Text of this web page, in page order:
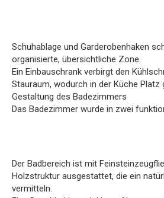
Schuhablage und Garderobenhaken
organisierte, übersichtliche Zone.
Ein Einbauschrank verbirgt den
Stauraum, wodurch in der Küche Platz
Gestaltung des Badezimmers
Das Badezimmer wurde in zwei
Der Badbereich ist mit
Holzstruktur ausgestattet, die ein
vermitteln.